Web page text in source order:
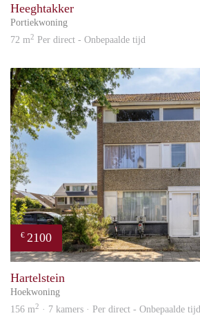
Heeghtakker
Portiekwoning
72 m2 Per direct - Onbepaalde tijd
€ 2100
Hartelstein
Hoekwoning
156 m2 · 7 kamers · Per direct - Onbepaalde tijd